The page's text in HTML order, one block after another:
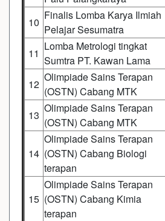
10
Finalis Lomba Karya Ilmiah
Pelajar Sesumatra
11
Lomba Metrologi tingkat
Sumtra PT. Kawan Lama
12
Olimpiade Sains Terapan
(OSTN) Cabang MTK
13
Olimpiade Sains Terapan
(OSTN) Cabang MTK
14
Olimpiade Sains Terapan
(OSTN) Cabang Biologi
terapan
15
Olimpiade Sains Terapan
(OSTN) Cabang Kimia
terapan